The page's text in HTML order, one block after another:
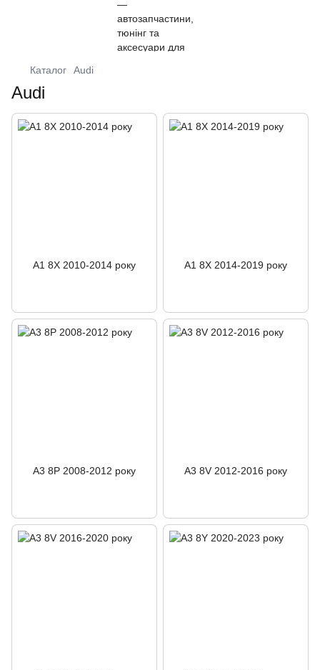
Каталог Audi
Audi
A1 8X 2010-2014 року A1 8X 2014-2019 року
A3 8P 2008-2012 року A3 8V 2012-2016 року